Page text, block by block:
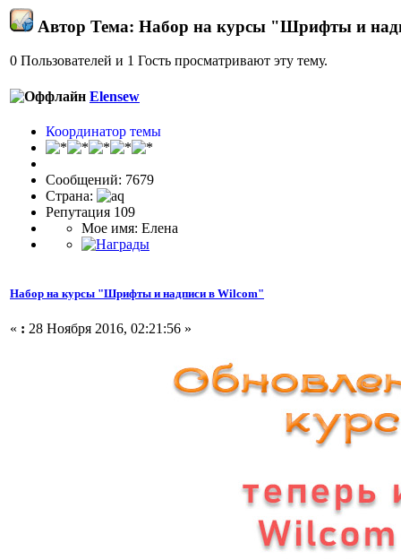
Автор Тема: Набор на курсы "Шрифты и
0 Пользователей и 1 Гость просматривают эту тему.
Elensew
Координатор темы
Сообщений: 7679
Страна:
Репутация 109
Мое имя: Елена
Набор на курсы "Шрифты и надписи в Wilcom"
« : 28 Ноября 2016, 02:21:56 »